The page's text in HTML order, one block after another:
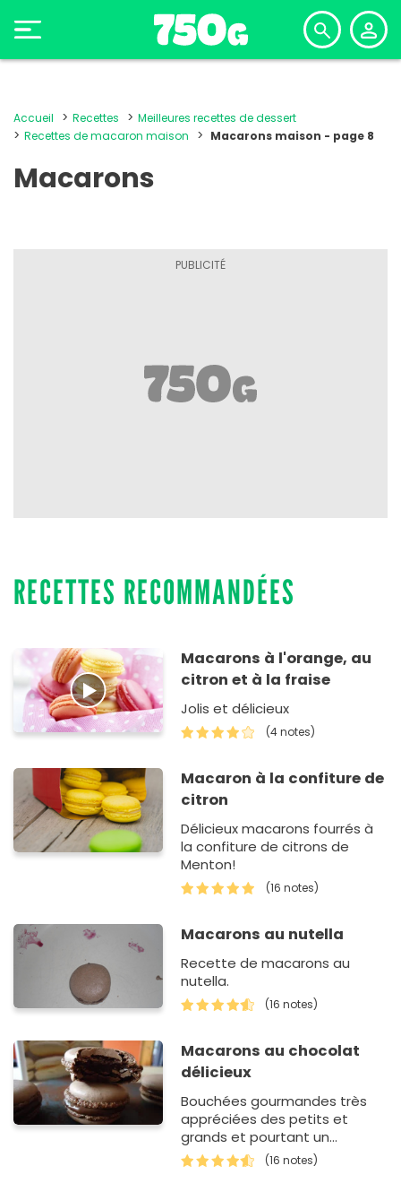
Accueil Recettes
Meilleures recettes de dessert
Recettes de macaron maison
Macarons maison - page 8
Macarons
RECETTES RECOMMANDÉES
Macarons à l'orange, au
citron et à la fraise
Jolis et délicieux
(4 notes)
Macaron à la confiture de
citron
Délicieux macarons fourrés à
la confiture de citrons de
Menton!
(16 notes)
Macarons au nutella
Recette de macarons au
nutella.
(16 notes)
Macarons au chocolat
délicieux
Bouchées gourmandes très
appréciées des petits et
grands et pourtant un
mystère de dosage et de
cuisson quant à sa réalisation
(16 notes)